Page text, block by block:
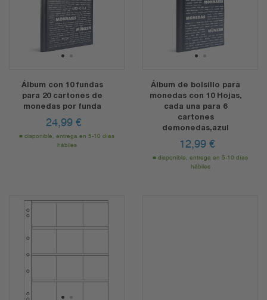
1 2
Álbum con 10 fundas
para 20 cartones de
monedas por funda
24,99 €
disponible, entrega en 5-10 días
hábiles
12
Álbum de bolsillo para
monedas con 10 Hojas,
cada una para 6
cartones
demonedas,azul
12,99 €
disponible, entrega en 5-10 días
hábiles
1 2